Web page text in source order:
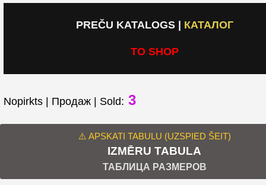
PREČU KATALOGS| КАТАЛОГ
TO SHOP
Nopirkts | Продаж | Sold: 3
⚠️ APSKATI TABULU (UZSPIED ŠEIT)
IZMĒRU TABULA
ТАБЛИЦА РАЗМЕРОВ